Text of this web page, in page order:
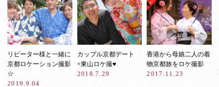
リピーター様と一緒に
京都ロケーション撮影
☆
2019.9.04
カップル京都デート
+東山ロケ撮♥︎
2018.7.29
香港から母娘二人の着
物京都旅をロケ撮影
2017.11.23